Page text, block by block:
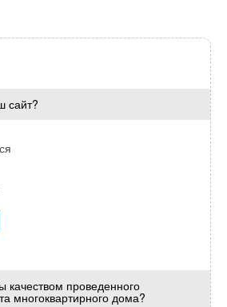
сайт?
качеством проведенного
многоквартирного дома?